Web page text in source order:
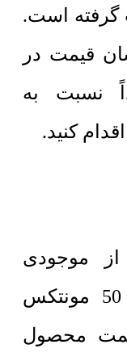
صورت گرفته است.
قیمت در
نسبت به
کنید.
موجودی
پارکت لمینت کد 50 مونتکس
محصول